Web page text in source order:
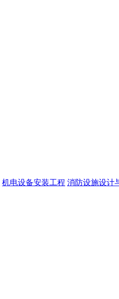
机电设备安装工程 消防设施设计